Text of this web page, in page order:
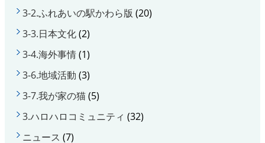
3-2.ふれあいの駅かわら版 (20)
3-3.日本文化(2)
3-4.海外事情(1)
3-6.地域活動 (3)
3-7.我が家の猫(5)
3.ハロハロコミュニティ (32)
ニュース (7)